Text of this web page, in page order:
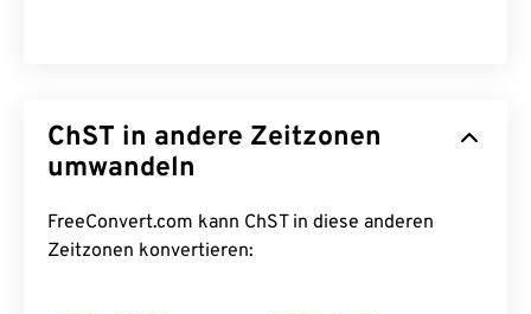
ChST in andere Zeitzonen
umwandeln
FreeConvert.com kann ChST in diese anderen
Zeitzonen konvertieren: